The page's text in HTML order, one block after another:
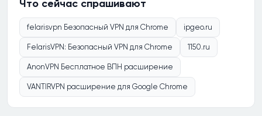
Что сейчас спрашивают
felarisvpn Безопасный VPN для Chrome ipgeo.ru
FelarisVPN: Безопасный VPN для Chrome 1150.ru
AnonVPN Бесплатное ВПН расширение
VANTIRVPN расширение для Google Chrome